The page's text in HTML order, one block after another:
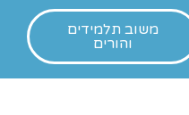
משוב תלמידים
והורים